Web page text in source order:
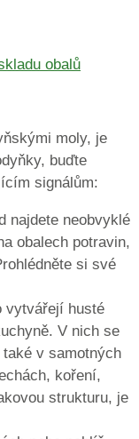
moly, je
buďte
signálům:
najdete neobvyklé
obalech potravin,
si své
vytvářejí husté
V nich se
v samotných
koření,
strukturu, je